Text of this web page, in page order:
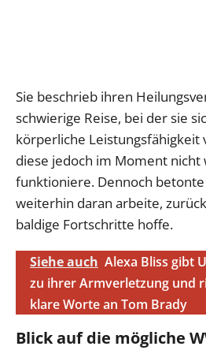
Sie beschrieb ihren
schwierige Reise, bei der sie
körperliche Leistungsfähigkeit
diese jedoch im Moment nicht
funktioniere. Dennoch betonte
weiterhin daran arbeite,
baldige Fortschritte hoffe.
Siehe auch Alexa Bliss gibt
zu ihrer Armverletzung und
klare Worte an Tom Brady
Blick auf die mögliche